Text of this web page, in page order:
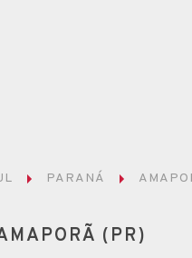
PARANÁ
(PR)